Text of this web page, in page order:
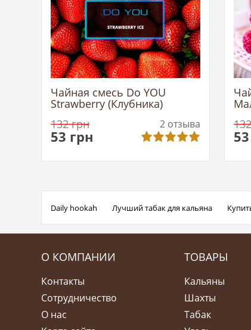
Чайная смесь Do YOU
Strawberry (Клубника)
132грн
53 грн
2 отзыва
53
Daily hookah Лучший табак для кальяна
О КОМПАНИИ
Контакты
Сотрудничество
О нас
ТОВАРЫ
Кальяны
Шахты
Табак